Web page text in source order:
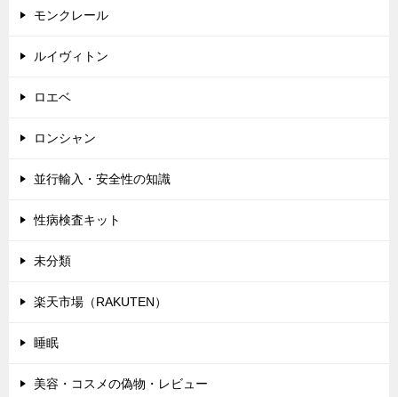
モンクレール
ルイヴィトン
ロエベ
ロンシャン
並行輸入・安全性の知識
性病検査キット
未分類
楽天市場（RAKUTEN）
睡眠
美容・コスメの偽物・レビュー